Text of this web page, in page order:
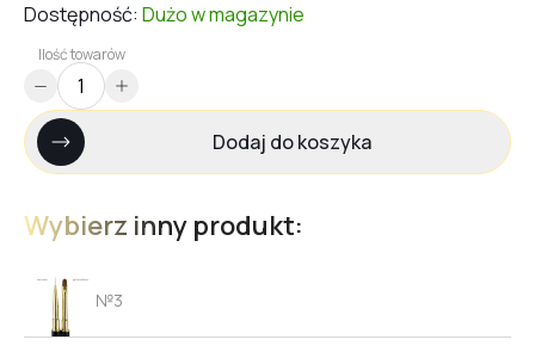
Dostępność: Dużow magazynie
Ilość towarów
Dodaj do koszyka
Wybierz inny produkt:
№3